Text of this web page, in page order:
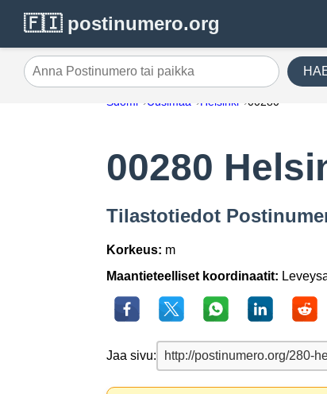
🇫🇮 postinumero.org
Anna Postinumero tai paikka
Suomi Uusimaa Helsinki 00280
00280
Tilastotiedot
Korkeus: m
Maantieteelliset koordinaatit:
Jaa sivu: